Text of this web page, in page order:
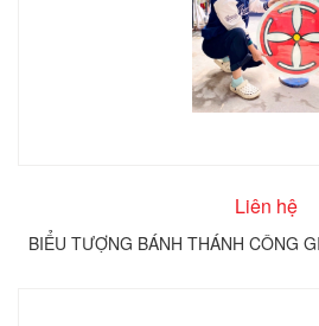
Liên hệ
BIỂU TƯỢNG BÁNH THÁNH CÔNG